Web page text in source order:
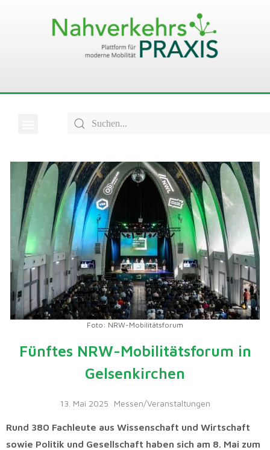
Foto: NRW-Mobilitätsforum
Fünftes NRW-Mobilitätsforum in
Gelsenkirchen
13. Mai 2025 Messen/Veranstaltungen
Rund 380 Fachleute aus Wissenschaft und Wirtschaft
sowie Politik und Gesellschaft haben sich am 8. Mai zum